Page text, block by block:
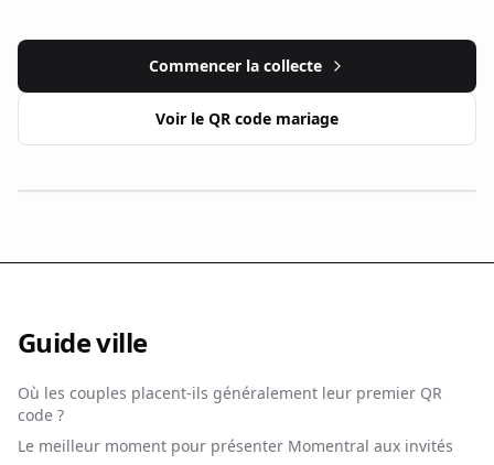
Commencer la collecte
Voir le QR code mariage
Guide ville
Où les couples placent-ils généralement leur premier QR
code ?
Le meilleur moment pour présenter Momentral aux invités